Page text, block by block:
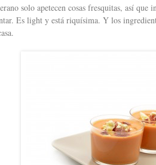
solo apetecen cosas fresquitas, así que
Es light y está riquísima. Y los